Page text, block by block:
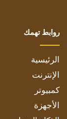
روابط تهمك
الرئيسية
الإنترنت
كمبيوتر
الأجهزة